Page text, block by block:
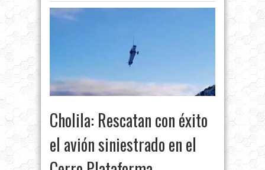
Cholila: Rescatan con éxito
el avión siniestrado en el